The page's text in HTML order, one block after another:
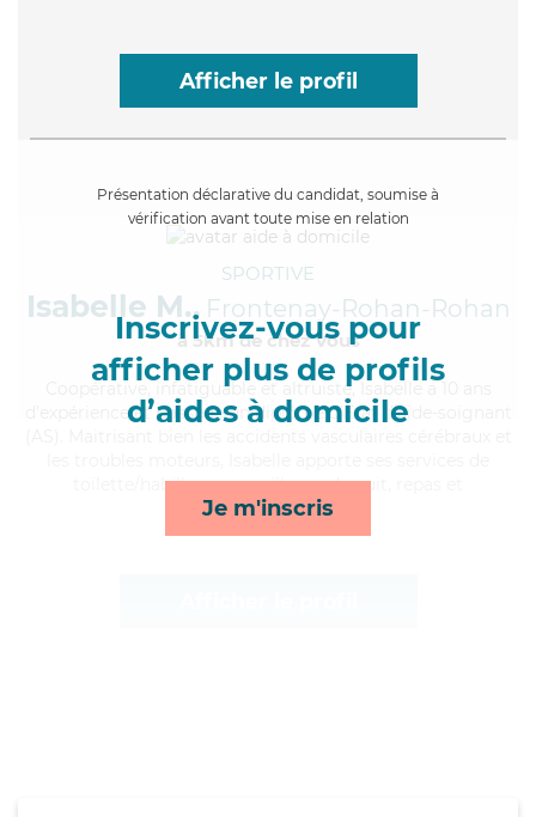
Afficher le profil
Présentation déclarative du candidat, soumise à
vérification avant toute mise en relation
Inscrivez-vous pour
afficher plus de profils
d’aides à domicile
Je m'inscris
SPORTIVE
Isabelle M., Frontenay-Rohan-Rohan
à 5km de chez Vous
, infatiguable et altruiste, Isabelle a 10 ans
d'expérience et possède un diplôme d'Etat d'aide-soignant
toilette/habillage, surveillance de nuit, repas et
courses/livraison*